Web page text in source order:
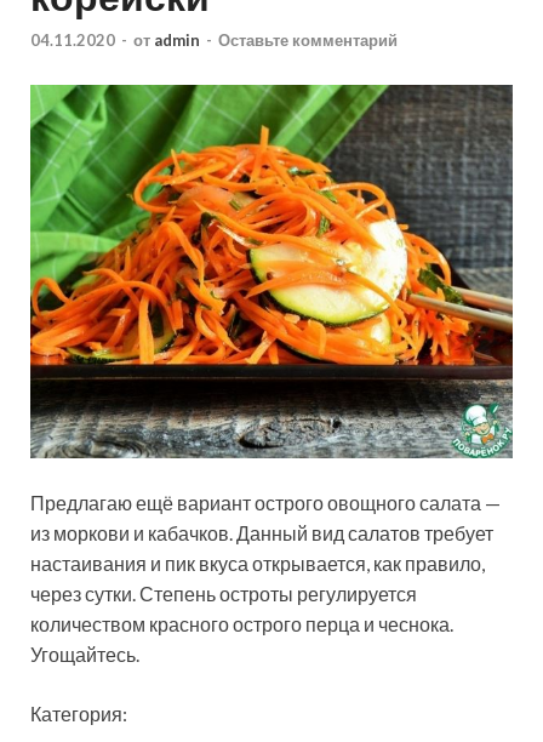
04.11.2020 - от admin - Оставьте комментарий
Предлагаю ещё вариант острого овощного салата —
из моркови и кабачков. Данный вид салатов требует
настаивания и пик вкуса открывается, как правило,
через сутки. Степень остроты регулируется
количеством красного острого перца и чеснока.
Угощайтесь.
Категория: